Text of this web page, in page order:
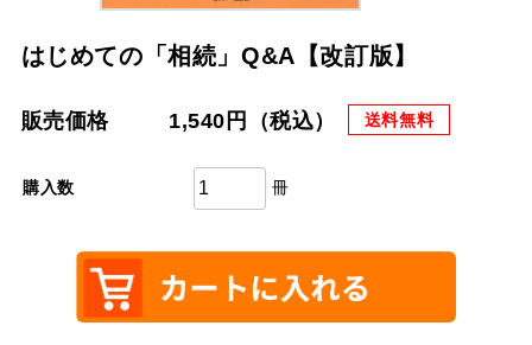
はじめての「相続」Q&A【改訂版】
販売価格 1,540円（税込） 送料無料
購入数 冊